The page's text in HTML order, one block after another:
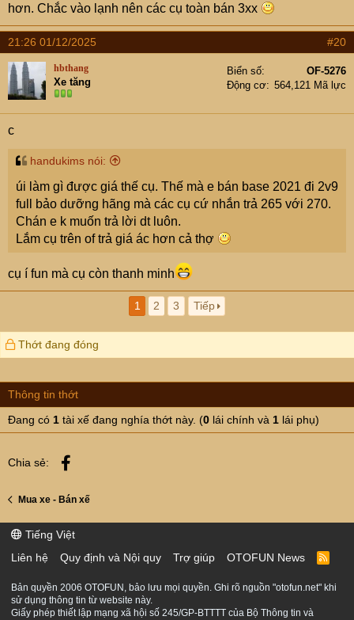
hơn. Chắc vào lạnh nên các cụ toàn bán 3xx
21:26 01/12/2025 #20
hbthang
Xe tăng
Biển số
OF-5276
Động cơ
564,121 Mã lực
c
handukims nói:
úi làm gì được giá thế cụ. Thế mà e bán base 2021 đi 2v9
full bảo dưỡng hãng mà các cụ cứ nhắn trả 265 với 270.
Chán e k muốn trả lời dt luôn.
Lắm cụ trên of trả giá ác hơn cả thợ
cụ í fun mà cụ còn thanh minh
1 2 3 Tiếp
Thớt đang đóng
Thông tin thớt
Đang có 1 tài xế đang nghía thớt này. (0 lái chính và 1 lái phụ)
Chia sẻ:
Mua xe - Bán xế
Tiếng Việt
Liên hệ
Quy định và Nội quy Trợ giúp OTOFUN News
R
S
Bản quyền 2006 OTOFUN, bảo lưu mọi quyền. Ghi rõ nguồn "otofun.net" khi
sử dụng thông tin từ website này.
Giấy phép thiết lập mạng xã hội số 245/GP-BTTTT của Bộ Thông tin và